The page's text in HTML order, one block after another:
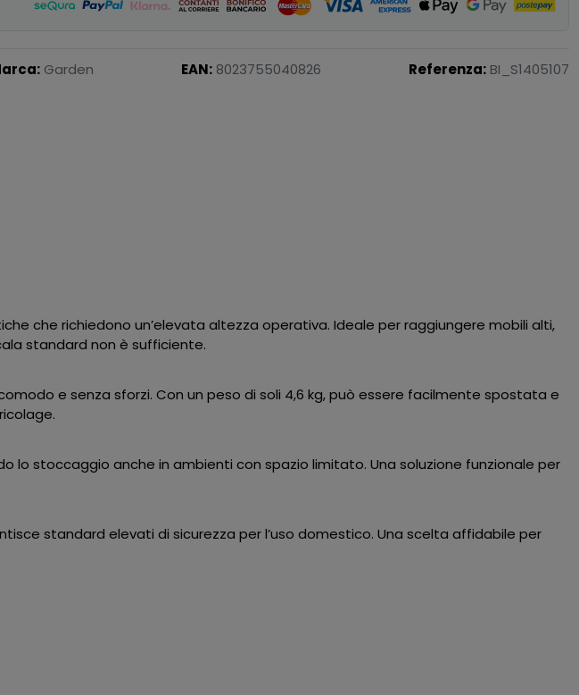
Garden EAN: 8023755040826 Referenza: BI_S1405107
che richiedono un’elevata altezza operativa. Ideale per raggiungere mobili alti,
standard non è sufficiente.
e senza sforzi. Con un peso di soli 4,6 kg, può essere facilmente spostata e
lo stoccaggio anche in ambienti con spazio limitato. Una soluzione funzionale per
standard elevati di sicurezza per l’uso domestico. Una scelta affidabile per